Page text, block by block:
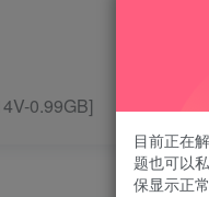
0.99GB]
目前正在
题也可以
保显示正